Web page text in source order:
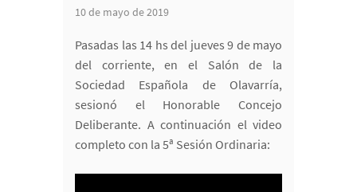
10 de mayo de 2019
Pasadas las 14 hs del jueves 9 de mayo
del corriente, en el Salón de la
Sociedad Española de Olavarría,
sesionó el Honorable Concejo
Deliberante. A continuación el video
completo con la 5ª Sesión Ordinaria: